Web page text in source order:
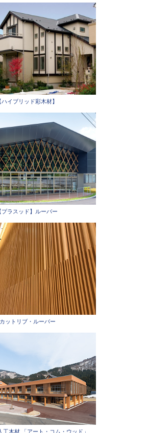
ハイブリッド彩木材】
ラスッド】ルーバー
カットリブ・ルーバー
工木材 「アート・コム・ウッド」